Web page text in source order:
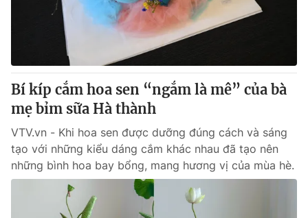
Thế giới đó đây
Câu chuyện quốc tế
Kinh tế
Thị trường
Góc doanh nghiệp
Dữ liệu và đời sống
Truyền hình
Phim VTV
Hậu trường
Nhân vật
Giải trí
Điện ảnh
Đời sống
Giáo dục
Bí kíp cắm hoa sen “ngắm là mê” của bà
mẹ bỉm sữa Hà thành
VTV.vn - Khi hoa sen được dưỡng đúng cách và sáng
tạo với những kiểu dáng cắm khác nhau đã tạo nên
những bình hoa bay bổng, mang hương vị của mùa hè.